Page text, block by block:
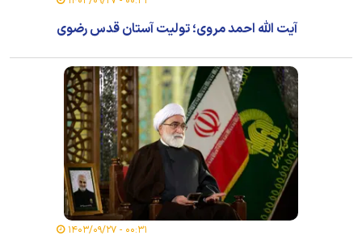
آیت الله احمد مروی؛ تولیت آستان قدس رضوی
۰۰:۳۱ - ۱۴۰۳/۰۹/۲۷